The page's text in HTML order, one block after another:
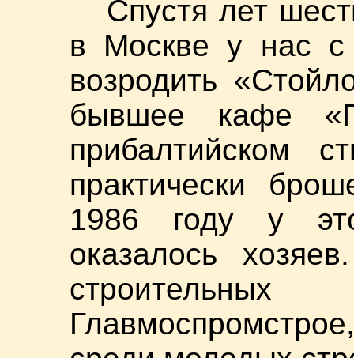
Спустя лет
в Москве у нас с
возродить
бывшее кафе
прибалтийском
практически
1986 году у
оказалось